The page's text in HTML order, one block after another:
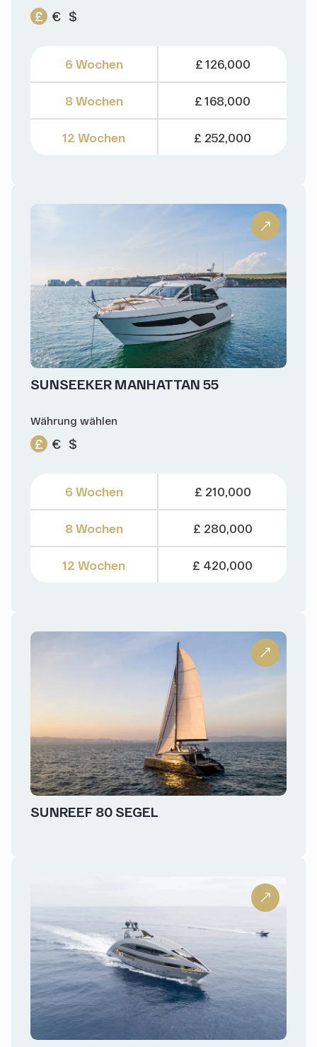
£ € $
6 Wochen
8 Wochen
12 Wochen
£ 126,000
£ 168,000
£ 252,000
SUNSEEKER MANHATTAN 55
Währung wählen
£ € $
6 Wochen
8 Wochen
12 Wochen
£ 210,000
£ 280,000
£ 420,000
SUNREEF 80 SEGEL